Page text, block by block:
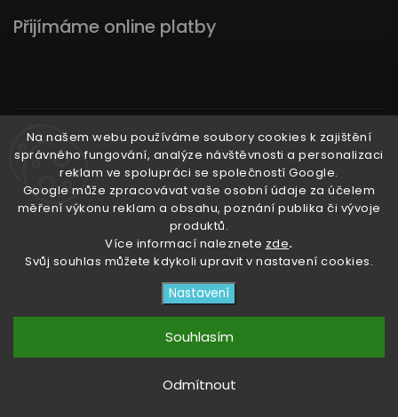
Na našem webu používáme soubory cookies k zajištění
správného fungování, analýze návštěvnosti a personalizaci
reklam ve spolupráci se společností Google.
Google může zpracovávat vaše osobní údaje za účelem
měření výkonu reklam a obsahu, poznání publika či vývoje
produktů.
Více informací naleznete zde.
Svůj souhlas můžete kdykoli upravit v nastavení cookies.
Nastavení
Odmítnout
Souhlasím
Přijímáme online platby
Instagram
Ať už ti nic neunikne!
3RACHAshop
vyhrazena.
Upravit nastavení cookies